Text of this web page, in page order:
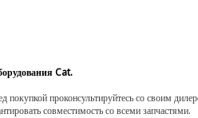
Cat.
проконсультируйтесь со своим
совместимость со всеми запчастями.